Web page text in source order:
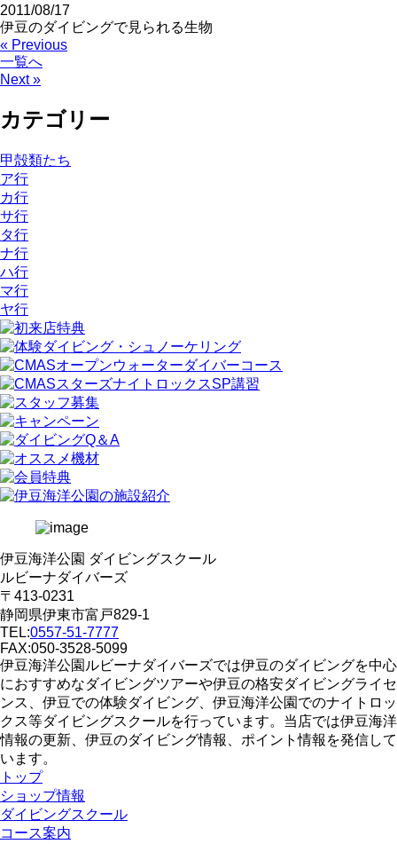
2011/08/17
伊豆のダイビングで見られる生物
« Previous
一覧へ
Next »
カテゴリー
甲殻類たち
ア行
カ行
サ行
タ行
ナ行
ハ行
マ行
ヤ行
伊豆海洋公園 ダイビングスクール
ルビーナダイバーズ
〒413-0231
静岡県伊東市富戸829-1
TEL:0557-51-7777
FAX:050-3528-5099
伊豆海洋公園ルビーナダイバーズでは伊豆のダイビングを中心
におすすめなダイビングツアーや伊豆の格安ダイビングライセ
ンス、伊豆での体験ダイビング、伊豆海洋公園でのナイトロッ
クス等ダイビングスクールを行っています。当店では伊豆海洋
情報の更新、伊豆のダイビング情報、ポイント情報を発信して
います。
トップ
ショップ情報
ダイビングスクール
コース案内